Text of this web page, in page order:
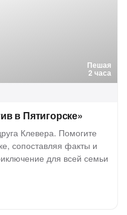
Пешая
2 часа
в Пятигорске»
Клевера. Помогите
сопоставляя факты и
для всей семьи